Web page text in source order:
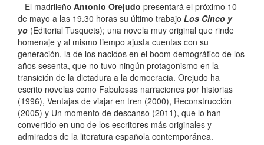
El madrileño Antonio Orejudo presentará el próximo 10
de mayo a las 19.30 horas su último trabajo Los Cinco y
yo (Editorial Tusquets); una novela muy original que rinde
homenaje y al mismo tiempo ajusta cuentas con su
generación, la de los nacidos en el boom demográfico de los
años sesenta, que no tuvo ningún protagonismo en la
transición de la dictadura a la democracia. Orejudo ha
escrito novelas como Fabulosas narraciones por historias
(1996), Ventajas de viajar en tren (2000), Reconstrucción
(2005) y Un momento de descanso (2011), que lo han
convertido en uno de los escritores más originales y
admirados de la literatura española contemporánea.